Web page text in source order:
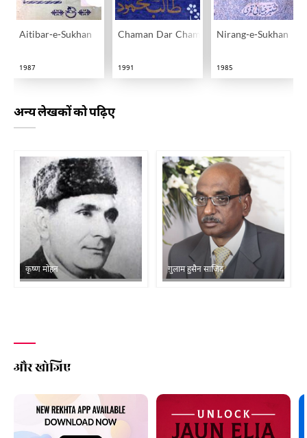
Aitibar-e-Sukhan
1987
Chaman Dar Chaman
1991
Nirang-e-Sukhan
1985
अन्य लेखकों को पढ़िए
कृष्ण मोहन ग़ुलाम हुसैन साजिद
और खोजिए